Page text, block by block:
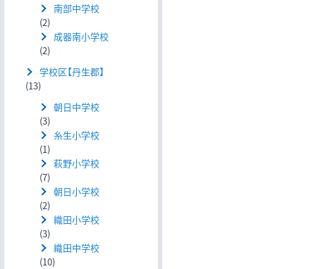
南部中学校
(2)
成器南小学校
(2)
学校区【丹生郡】
(13)
朝日中学校
(3)
糸生小学校
(1)
萩野小学校
(7)
朝日小学校
(2)
織田小学校
(3)
織田中学校
(10)